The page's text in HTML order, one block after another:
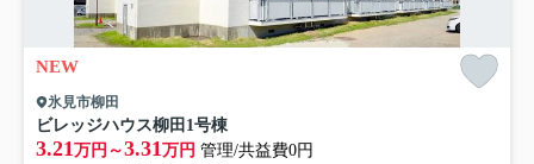
NEW
氷見市柳田
ビレッジハウス柳田1号棟
3.21万円～3.31万円 管理/共益費0円